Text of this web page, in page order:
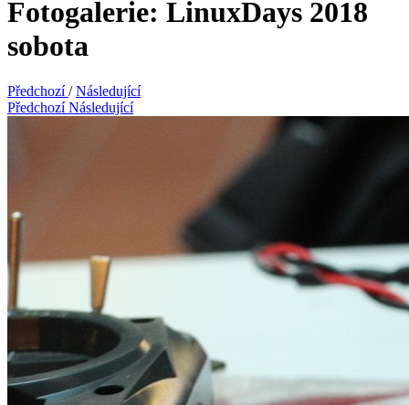
Fotogalerie: LinuxDays 2018
sobota
Předchozí / Následující
Předchozí Následující